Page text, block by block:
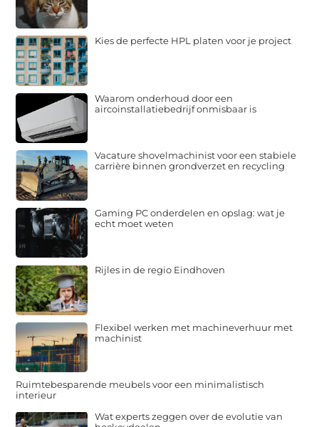
Kies de perfecte HPL platen voor je project
Waarom onderhoud door een
aircoinstallatiebedrijf onmisbaar is
Vacature shovelmachinist voor een stabiele
carrière binnen grondverzet en recycling
Gaming PC onderdelen en opslag: wat je
echt moet weten
Rijles in de regio Eindhoven
Flexibel werken met machineverhuur met
machinist
Ruimtebesparende meubels voor een minimalistisch
interieur
Wat experts zeggen over de evolutie van